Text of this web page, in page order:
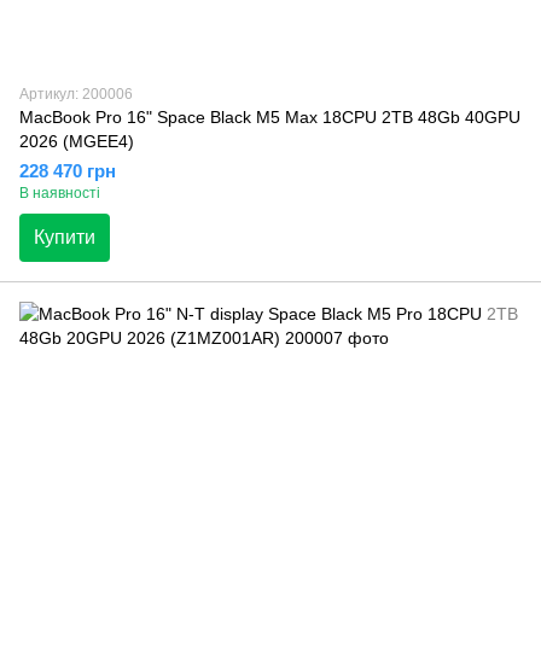
Артикул: 200006
MacBook Pro 16" Space Black M5 Max 18CPU 2TB 48Gb 40GPU
2026 (MGEE4)
228 470 грн
В наявності
Купити